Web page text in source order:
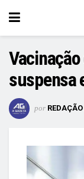
suspensa
por